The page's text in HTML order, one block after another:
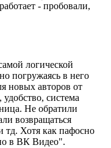
- пробовали,
логической
погружаясь в него
новых авторов от
система
Не обратили
возвращаться
Хотя как пафосно
в ВК Видео".